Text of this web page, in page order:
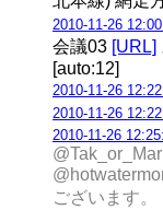
2010-11-26
会議03 [URL]
[auto:12]
2010-11-26
2010-11-26
2010-11-26
ございます。